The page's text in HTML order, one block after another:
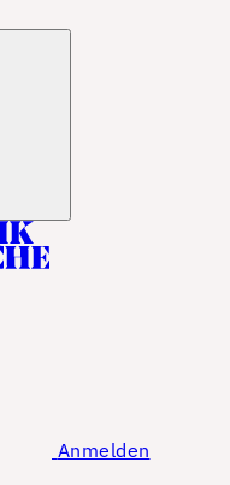
Anmelden